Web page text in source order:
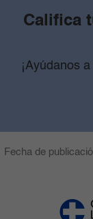
Califica
¡Ayúdanos
Fecha de